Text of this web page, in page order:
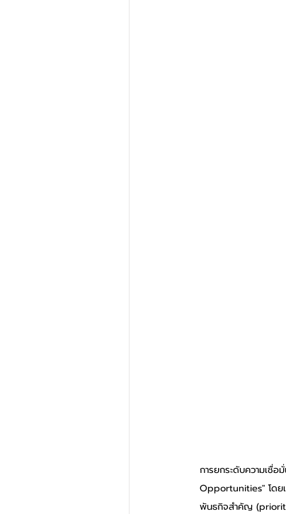
การยกระดับความเชื่
Opportunities" โดย
พันธกิจสำคัญ